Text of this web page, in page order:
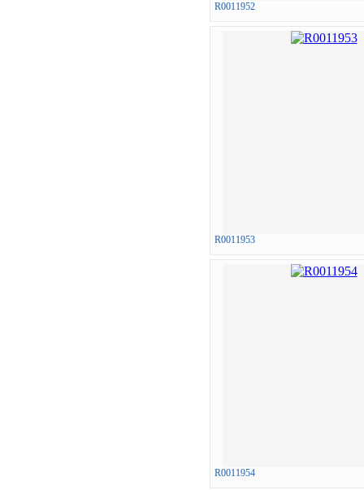
R0011952
R0011953
R0011954